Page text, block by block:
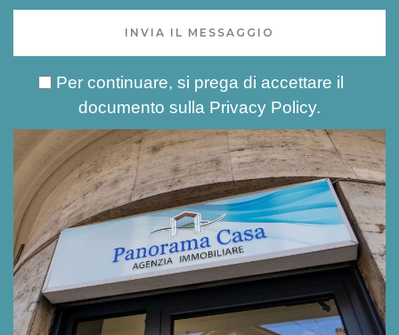
INVIA IL MESSAGGIO
Per continuare, si prega di accettare il
documento sulla Privacy Policy.